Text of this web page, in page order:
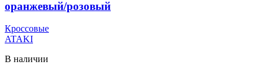
оранжевый/розовый
Кроссовые
ATAKI
В наличии